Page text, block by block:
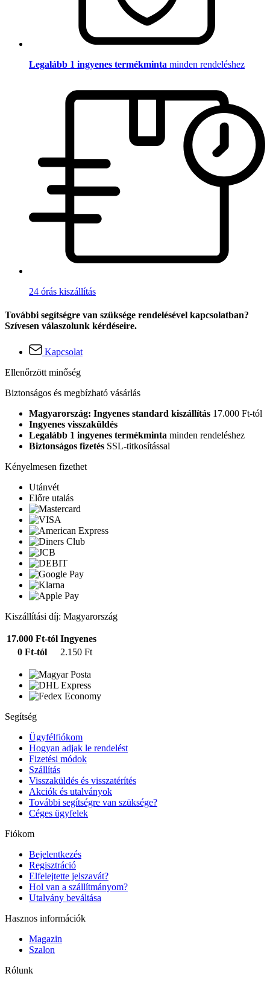
Legalább 1 ingyenes termékminta minden rendeléshez
24 órás kiszállítás
További segítségre van szüksége rendelésével kapcsolatban?
Szívesen válaszolunk kérdéseire.
Kapcsolat
Ellenőrzött minőség
Biztonságos és megbízható vásárlás
Magyarország: Ingyenes standard kiszállítás 17.000 Ft-tól
Ingyenes visszaküldés
Legalább 1 ingyenes termékminta minden rendeléshez
Biztonságos fizetés SSL-titkosítással
Kényelmesen fizethet
Utánvét
Előre utalás
Kiszállítási díj: Magyarország
17.000 Ft-tól Ingyenes
0 Ft-tól
2.150 Ft
Segítség
Ügyfélfiókom
Hogyan adjak le rendelést
Fizetési módok
Szállítás
Visszaküldés és visszatérítés
Akciók és utalványok
További segítségre van szüksége?
Céges ügyfelek
Fiókom
Bejelentkezés
Regisztráció
Elfelejtette jelszavát?
Hol van a szállítmányom?
Utalvány beváltása
Hasznos információk
Magazin
Szalon
Rólunk